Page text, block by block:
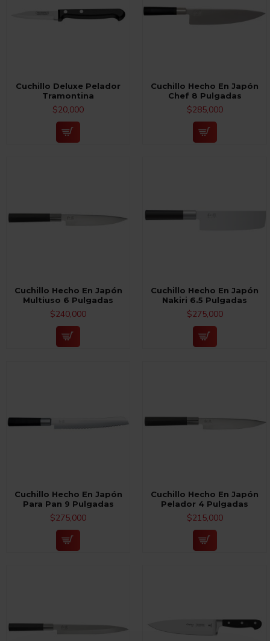
Cuchillo Deluxe Pelador
Tramontina
$20,000
Cuchillo Hecho En Japón
Chef 8 Pulgadas
$285,000
Cuchillo Hecho En Japón
Multiuso 6 Pulgadas
$240,000
Cuchillo Hecho En Japón
Nakiri 6.5 Pulgadas
$275,000
Cuchillo Hecho En Japón
Para Pan 9 Pulgadas
$275,000
Cuchillo Hecho En Japón
Pelador 4 Pulgadas
$215,000